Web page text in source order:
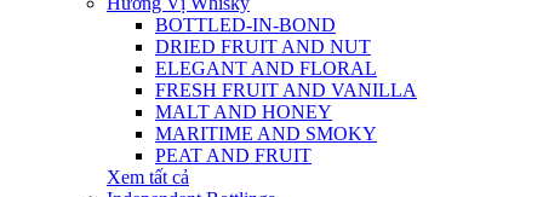
BOTTLED-IN-BOND
DRIED FRUIT AND NUT
ELEGANT AND FLORAL
FRESH FRUIT AND VANILLA
MALT AND HONEY
MARITIME AND SMOKY
PEAT AND FRUIT
Xem tất cả